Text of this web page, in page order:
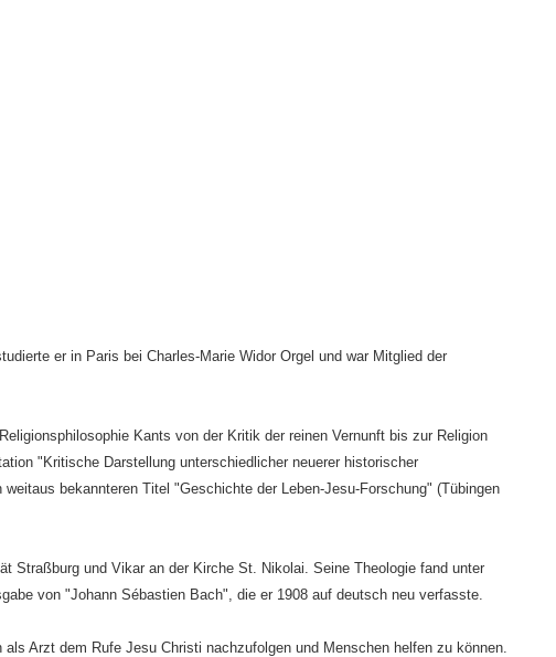
er in Paris bei Charles-Marie Widor Orgel und war Mitglied der
Kants von der Kritik der reinen Vernunft bis zur Religion
"Kritische Darstellung unterschiedlicher neuerer historischer
bekannteren Titel "Geschichte der Leben-Jesu-Forschung" (Tübingen
Straßburg und Vikar an der Kirche St. Nikolai. Seine Theologie fand unter
von "Johann Sébastien Bach", die er 1908 auf deutsch neu verfasste.
Arzt dem Rufe Jesu Christi nachzufolgen und Menschen helfen zu können.